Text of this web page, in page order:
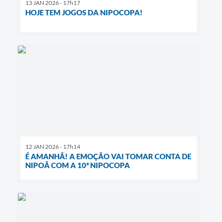
13 JAN 2026 - 17h17
HOJE TEM JOGOS DA NIPOCOPA!
12 JAN 2026 - 17h14
É AMANHÃ! A EMOÇÃO VAI TOMAR CONTA DE
NIPOÃ COM A 10ª NIPOCOPA